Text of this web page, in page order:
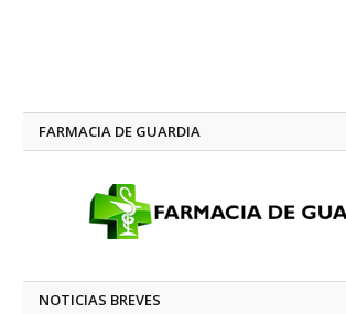
FARMACIA DE GUARDIA
NOTICIAS BREVES